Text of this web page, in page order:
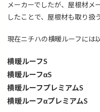
メーカーでしたが、屋根材メ
したことで、屋根材も取り扱
現在ニチハの横暖ルーフには
横暖ルーフS
横暖ルーフαS
横暖ルーフプレミアムS
横暖ルーフαプレミアムS